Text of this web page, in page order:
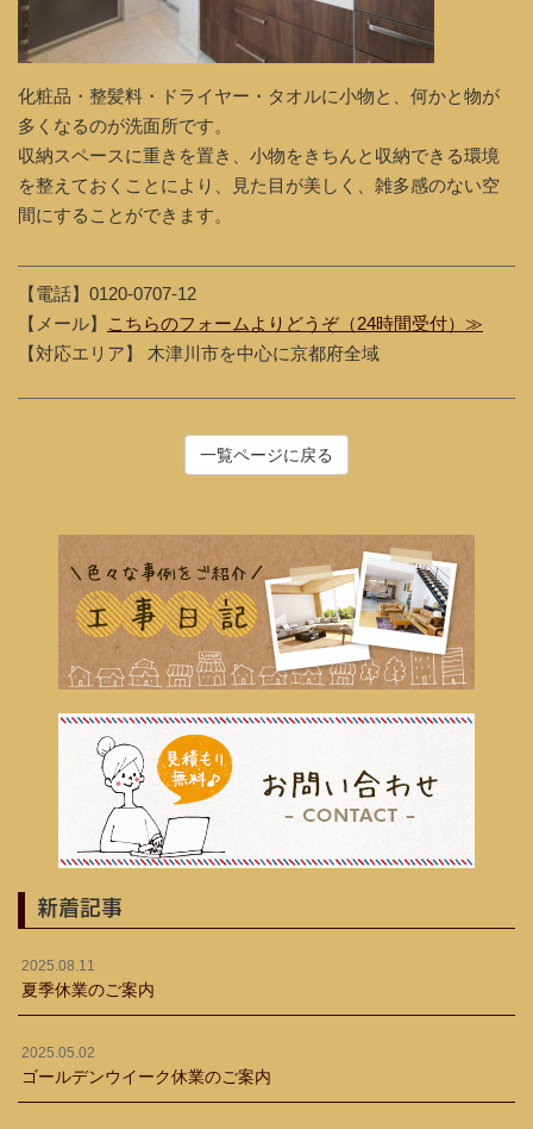
化粧品・整髪料・ドライヤー・タオルに小物と、何かと物が
多くなるのが洗面所です。
収納スペースに重きを置き、小物をきちんと収納できる環境
を整えておくことにより、見た目が美しく、雑多感のない空
間にすることができます。
【電話】0120-0707-12
【メール】
こちらのフォームよりどうぞ（24時間受付）≫
【対応エリア】 木津川市を中心に京都府全域
一覧ページに戻る
新着記事
2025.08.11
夏季休業のご案内
2025.05.02
ゴールデンウイーク休業のご案内